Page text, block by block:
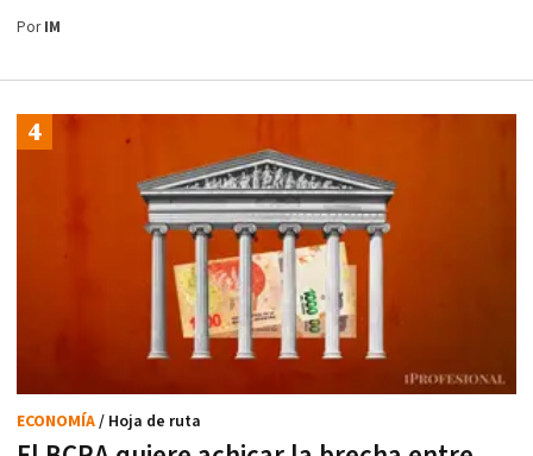
PorIM
ECONOMÍA/ Hoja de ruta